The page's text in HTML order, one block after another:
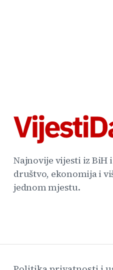
Najnovije vijesti iz BiH
društvo, ekonomija i
jednom mjestu.